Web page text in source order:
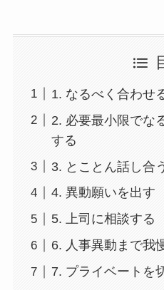
1. なるべく合わせ
2. 必要最小限でな
する
3. とことん話し合
4. 異動願いを出す
5. 上司に相談する
6. 人事異動まで我
7. プライベートを